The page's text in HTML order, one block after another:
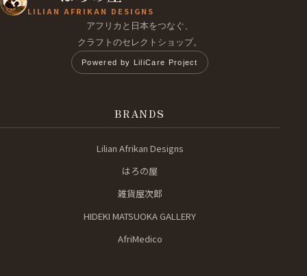
LILIAN AFRIKAN DESIGNS
アフリカと日本をつなぐ、
クラフトのセレクトショップ。
Powered by LiliCare Project
BRANDS
Lilian Afrikan Designs
はろの屋
雑貨屋次郎
HIDEKI MATSUOKA GALLERY
AfriMedico